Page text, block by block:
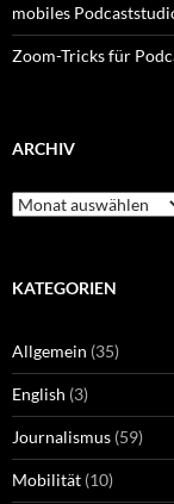
mobiles
Zoom-Tricks für
ARCHIV
Archiv
KATEGORIEN
Allgemein (35)
English (3)
Journalismus (59)
Mobilität (10)